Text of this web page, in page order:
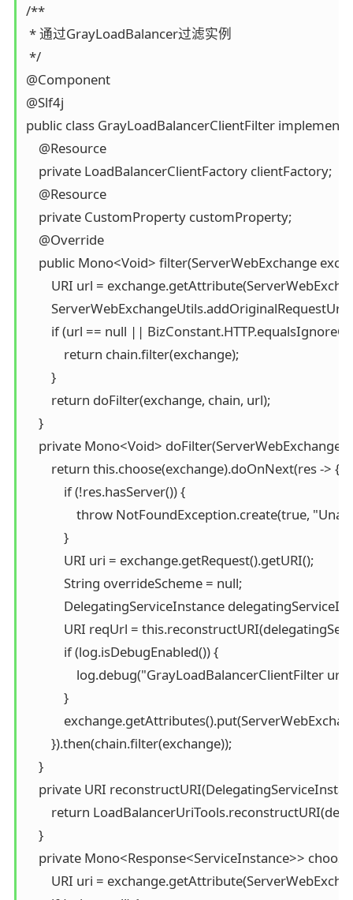
/**
* 通过GrayLoadBalancer过滤实例
*/
@Component
@Slf4j
public class GrayLoadBalancerClientFilter
    @Resource
    private LoadBalancerClientFactory clientFactory;
    @Resource
    private CustomProperty customProperty;
    @Override
public Mono<Void> filter(ServerWebExchange
URI url =
if (url == null ||
            return chain.filter(exchange);
        }
        return doFilter(exchange, chain, url);
    }
private Mono<Void> doFilter(ServerWebExchange
        return this.choose(exchange).doOnNext(res -> {
            if (!res.hasServer()) {
throw NotFoundException.create(true,
            }
            URI uri = exchange.getRequest().getURI();
            String overrideScheme = null;
DelegatingServiceInstance
URI reqUrl =
            if (log.isDebugEnabled()) {
log.debug("GrayLoadBalancerClientFilter url
            }
        }).then(chain.filter(exchange));
    }
private URI
return
    }
private Mono<Response<ServiceInstance>>
URI uri =